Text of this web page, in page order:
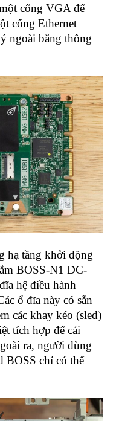
cổng VGA để
cổng Ethernet
ngoài băng thông
hạ tầng khởi động
BOSS-N1 DC-
hệ điều hành
ổ đĩa này có sẵn
các khay kéo (sled)
tích hợp để cải
ra, người dùng
BOSS chỉ có thể